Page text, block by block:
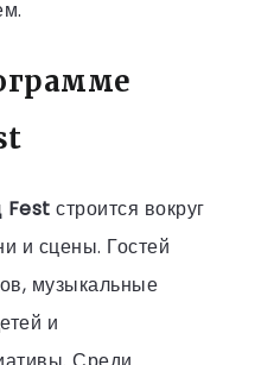
Fest строится вокруг
и сцены. Гостей
музыкальные
и